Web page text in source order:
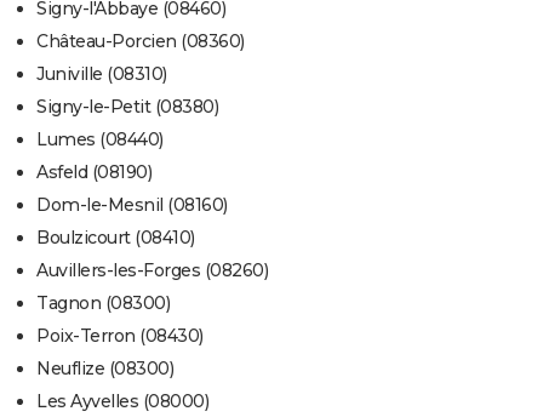
Signy-l'Abbaye (08460)
Château-Porcien (08360)
Juniville (08310)
Signy-le-Petit (08380)
Lumes (08440)
Asfeld (08190)
Dom-le-Mesnil (08160)
Boulzicourt (08410)
Auvillers-les-Forges (08260)
Tagnon (08300)
Poix-Terron (08430)
Neuflize (08300)
Les Ayvelles (08000)